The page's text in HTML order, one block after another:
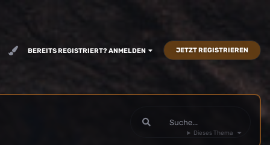
BEREITS REGISTRIERT? ANMELDEN JETZT REGISTRIEREN
Dieses Thema